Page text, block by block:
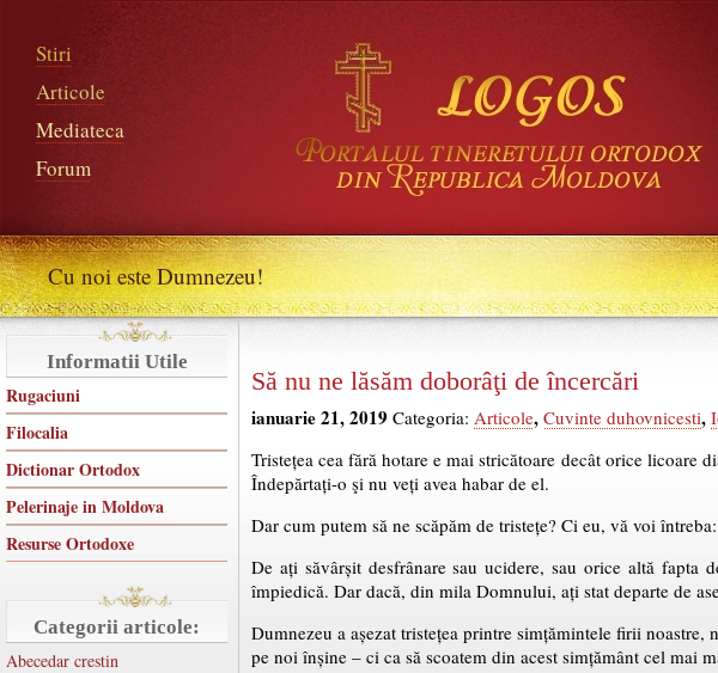
Stiri
Articole
Mediateca
Forum
Cu noi este Dumnezeu!
Informatii Utile
Rugaciuni
Filocalia
Dictionar Ortodox
Pelerinaje in Moldova
Resurse Ortodoxe
Categorii articole:
Abecedar crestin
Să nu ne lăsăm doborâţi de încercări
ianuarie 21, 2019 Categoria: Articole, Cuvinte duhovnicesti,
Tristețea cea fără hotare e mai stricătoare decât orice licoare
Îndepărtați-o şi nu veți avea habar de el.
Dar cum putem să ne scăpăm de tristețe? Ci eu, vă voi
De ați săvârșit desfrânare sau ucidere, sau orice altă
împiedică. Dar dacă, din mila Domnului, ați stat departe de
Dumnezeu a așezat tristețea printre simțămintele firii
pe noi înșine – ci ca să scoatem din acest simțământ cel mai